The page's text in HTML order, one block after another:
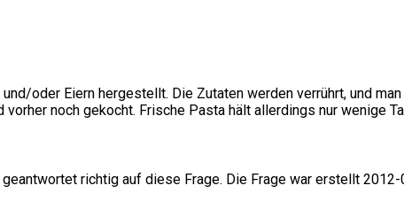
oder Eiern hergestellt. Die Zutaten werden verrührt, und
noch gekocht. Frische Pasta hält allerdings nur wenige
richtig auf diese Frage. Die Frage war erstellt 2012-